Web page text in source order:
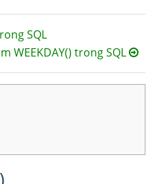
SQL
WEEKDAY() trong SQL